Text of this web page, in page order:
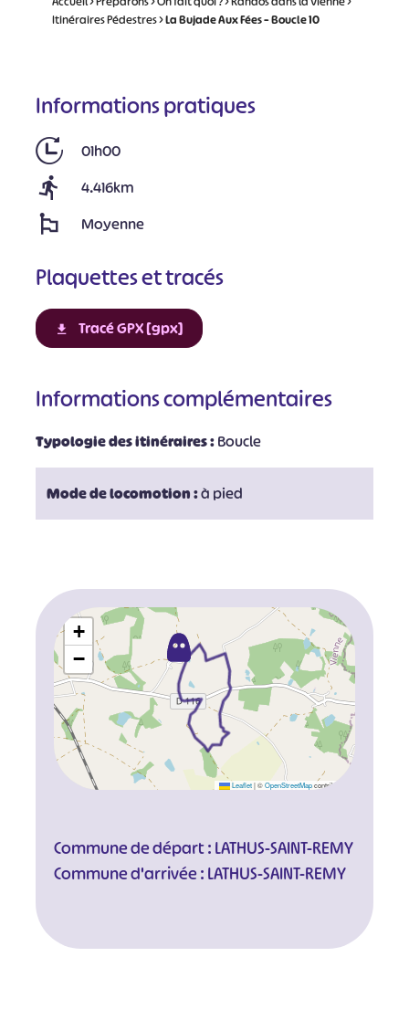
Itinéraires Pédestres>La Bujade Aux Fées – Boucle 10
Informations pratiques
01h00
4.416km
Moyenne
Plaquettes et tracés
Tracé GPX [gpx]
Informations complémentaires
Typologie des itinéraires :Boucle
Mode de locomotion :à pied
+
−
Leaflet |©OpenStreetMapcontributors
Commune de départ : LATHUS-SAINT-REMY
Commune d'arrivée : LATHUS-SAINT-REMY